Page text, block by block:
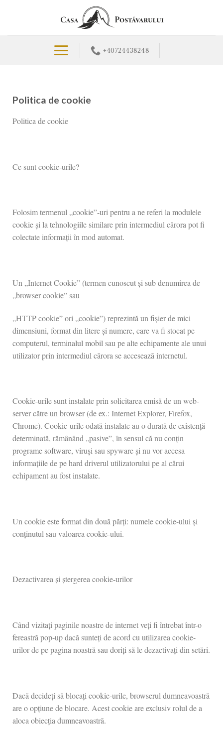
+40724438248
Politica de cookie
Politica de cookie
Ce sunt cookie-urile?
Folosim termenul „cookie”-uri pentru a ne referi la modulele
cookie și la tehnologiile similare prin intermediul cărora pot fi
colectate informații în mod automat.
Un „Internet Cookie” (termen cunoscut și sub denumirea de
„browser cookie” sau
„HTTP cookie” ori „cookie”) reprezintă un fișier de mici
dimensiuni, format din litere și numere, care va fi stocat pe
computerul, terminalul mobil sau pe alte echipamente ale unui
utilizator prin intermediul cărora se accesează internetul.
Cookie-urile sunt instalate prin solicitarea emisă de un web-
server către un browser (de ex.: Internet Explorer, Firefox,
Chrome). Cookie-urile odată instalate au o durată de existență
determinată, rămânând „pasive”, în sensul că nu conțin
programe software, viruși sau spyware și nu vor accesa
informațiile de pe hard driverul utilizatorului pe al cărui
echipament au fost instalate.
Un cookie este format din două părți: numele cookie-ului și
conținutul sau valoarea cookie-ului.
Dezactivarea și ștergerea cookie-urilor
Când vizitați paginile noastre de internet veți fi întrebat într-o
fereastră pop-up dacă sunteți de acord cu utilizarea cookie-
urilor de pe pagina noastră sau doriți să le dezactivați din setări.
Dacă decideți să blocați cookie-urile, browserul dumneavoastră
are o opțiune de blocare. Acest cookie are exclusiv rolul de a
aloca obiecția dumneavoastră.